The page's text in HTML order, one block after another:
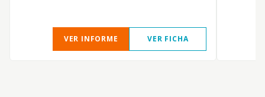
VER INFORME VER FICHA